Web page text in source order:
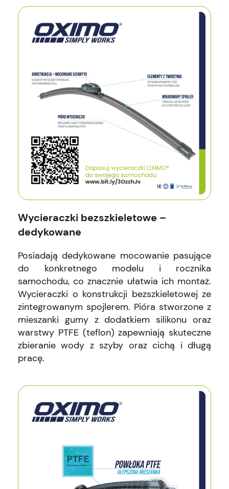
Wycieraczki bezszkieletowe –
dedykowane
Posiadają dedykowane mocowanie pasujące
do konkretnego modelu i rocznika
samochodu, co znacznie ułatwia ich montaż.
Wycieraczki o konstrukcji bezszkieletowej ze
zintegrowanym spojlerem. Pióra stworzone z
mieszanki gumy z dodatkiem silikonu oraz
warstwy PTFE (teflon) zapewniają skuteczne
zbieranie wody z szyby oraz cichą i długą
pracę.